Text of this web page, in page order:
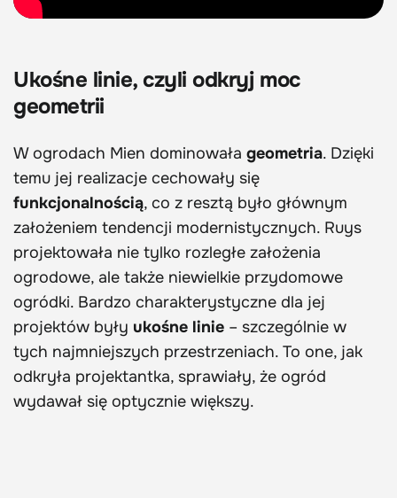
Ukośne linie, czyli odkryj moc
geometrii
W ogrodach Mien dominowała geometria. Dzięki
temu jej realizacje cechowały się
funkcjonalnością, co z resztą było głównym
założeniem tendencji modernistycznych. Ruys
projektowała nie tylko rozległe założenia
ogrodowe, ale także niewielkie przydomowe
ogródki. Bardzo charakterystyczne dla jej
projektów były ukośne linie – szczególnie w
tych najmniejszych przestrzeniach. To one, jak
odkryła projektantka, sprawiały, że ogród
wydawał się optycznie większy.